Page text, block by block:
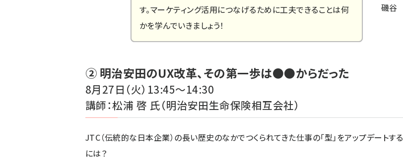
磯谷
す。マーケティング活用につなげるために工夫できることは何
かを学んでいきましょう！
② 明治安田のUX改革、その第一歩は●●からだった
8月27日（火）13:45～14:30
講師：松浦 啓 氏（明治安田生命保険相互会社）
JTC（伝統的な日本企業）の長い歴史のなかでつくられてきた仕事の「型」をアップデートする
には？